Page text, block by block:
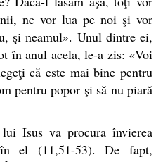
ne vor lua pe noi şi vor
şi neamul». Unul dintre ei,
în anul acela, le-a zis: «Voi
că este mai bine pentru
pentru popor şi să nu piară
Isus va procura învierea
el (11,51-53). De fapt,